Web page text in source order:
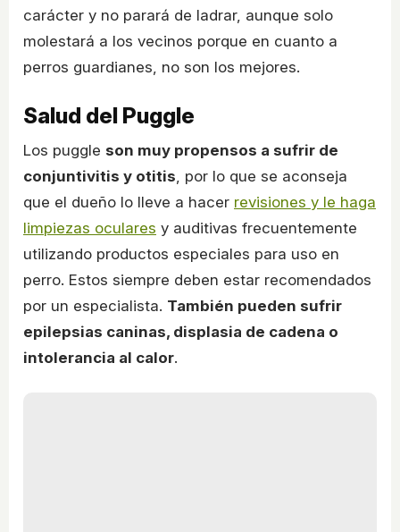
carácter y no parará de ladrar, aunque solo
molestará a los vecinos porque en cuanto a
perros guardianes, no son los mejores.
Salud del Puggle
Los puggle son muy propensos a sufrir de
conjuntivitis y otitis, por lo que se aconseja
que el dueño lo lleve a hacer revisiones y le haga
limpiezas oculares y auditivas frecuentemente
utilizando productos especiales para uso en
perro. Estos siempre deben estar recomendados
por un especialista. También pueden sufrir
epilepsias caninas, displasia de cadena o
intolerancia al calor.